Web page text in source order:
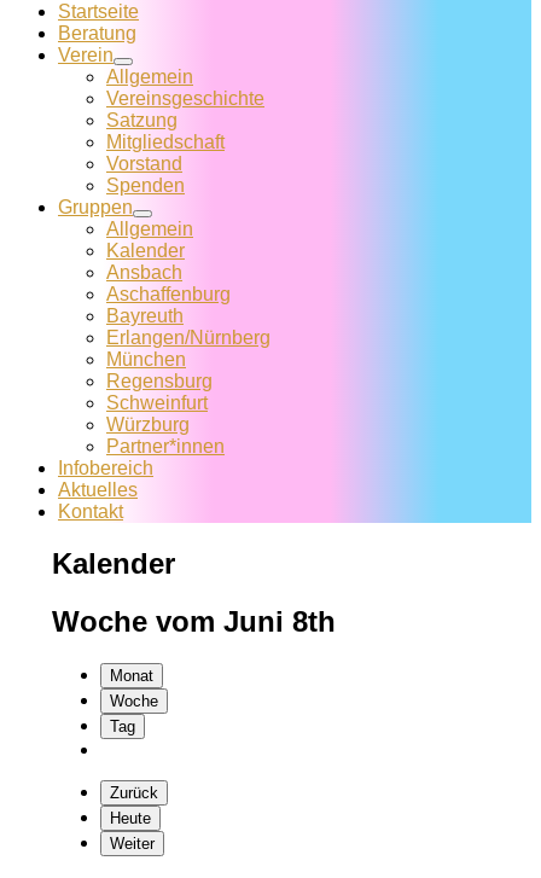
Startseite
Beratung
Verein
Allgemein
Vereins­geschichte
Satzung
Mitglied­schaft
Vorstand
Spenden
Gruppen
Allgemein
Kalender
Ansbach
Aschaffenburg
Bayreuth
Erlangen/Nürnberg
München
Regensburg
Schweinfurt
Würzburg
Partner*innen
Infobereich
Aktuelles
Kontakt
Kalender
Woche vom Juni 8th
Monat
Woche
Tag
Zurück
Heute
Weiter